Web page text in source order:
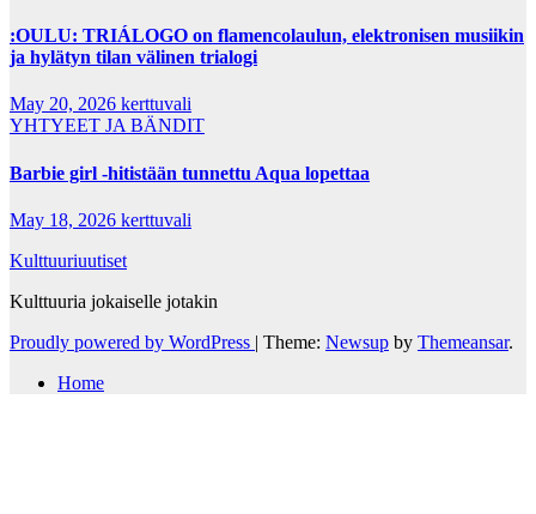
:OULU: TRIÁLOGO on flamencolaulun, elektronisen musiikin
ja hylätyn tilan välinen trialogi
May 20, 2026 kerttuvali
YHTYEET JA BÄNDIT
Barbie girl -hitistään tunnettu Aqua lopettaa
May 18, 2026 kerttuvali
Kulttuuriuutiset
Kulttuuria jokaiselle jotakin
Proudly powered by WordPress | Theme: Newsup by Themeansar.
Home